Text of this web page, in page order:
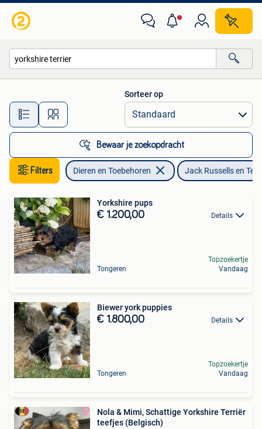
Alle afstanden…
Sorteer op
Bewaar je zoekopdracht
Filters Dieren en Toebehoren Jack Russells en
Yorkshire pups
€ 1.200,00 Details
Tongeren
Topzoekertje
Vandaag
Biewer york puppies
€ 1.800,00 Details
Tongeren
Topzoekertje
Vandaag
Nola & Mimi, Schattige Yorkshire Terriër
teefjes (Belgisch)